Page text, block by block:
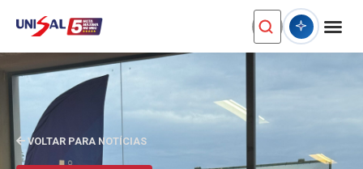
VOLTAR PARA NOTÍCIAS